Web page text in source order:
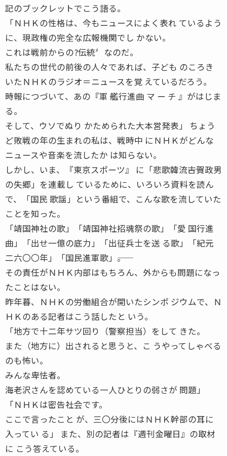
記のブックレットでこう語る。
「ＮＨＫの性格は、今もニュースによく表れ ているよう
に、現政権の完全な広報機関でし かない。
これは戦前からの?伝統〞なのだ。
私たちの世代の前後の人々であれば、子ども のころき
いたＮＨＫのラジオ＝ニュースを覚 えているだろう。
時報につづいて、あの『軍 艦行進曲 マ ー チ 』がはじま
る。
そして、ウソでぬり かためられた大本営発表」 ちょう
ど敗戦の年の生まれの私は、戦時中 にＮＨＫがどんな
ニュースや音楽を流したか は知らない。
しかし、いま、『東京スポーツ』 に「悲歌韓流――古賀政男
の失郷」を連載し ているために、いろいろ資料を読ん
で、「国民 歌謡」という番組で、こんな歌を流していた
ことを知った。
「靖国神社の歌」「靖国神社招魂祭の歌」「愛 国行進
曲」「出せ一億の底力」「出征兵士を送 る歌」「紀元
二六〇〇年」「国民進軍歌」――。
その責任がＮＨＫ内部はもちろん、外からも問題になっ
たことはない。
昨年暮、ＮＨＫの労働組合が開いたシンポ ジウムで、Ｎ
ＨＫのある記者はこう話したと いう。
「地方で十二年サツ回り（警察担当）をして きた。
また（地方に）出されると思うと、こ うやってしゃべる
のも怖い。
みんな卑怯者。
海老沢さんを認めている一人ひとりの弱さが 問題」
「ＮＨＫは密告社会です。
ここで言ったこと が、三〇分後にはＮＨＫ幹部の耳に
入ってい る」 また、別の記者は『週刊金曜日』の取材
に こう答えている。